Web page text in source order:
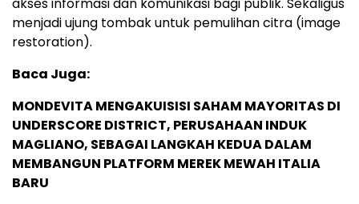
menjadi ujung tombak untuk pemulihan citra (image
restoration).
Baca Juga:
MONDEVITA MENGAKUISISI SAHAM MAYORITAS DI
UNDERSCORE DISTRICT, PERUSAHAAN INDUK
MAGLIANO, SEBAGAI LANGKAH KEDUA DALAM
MEMBANGUN PLATFORM MEREK MEWAH ITALIA
BARU